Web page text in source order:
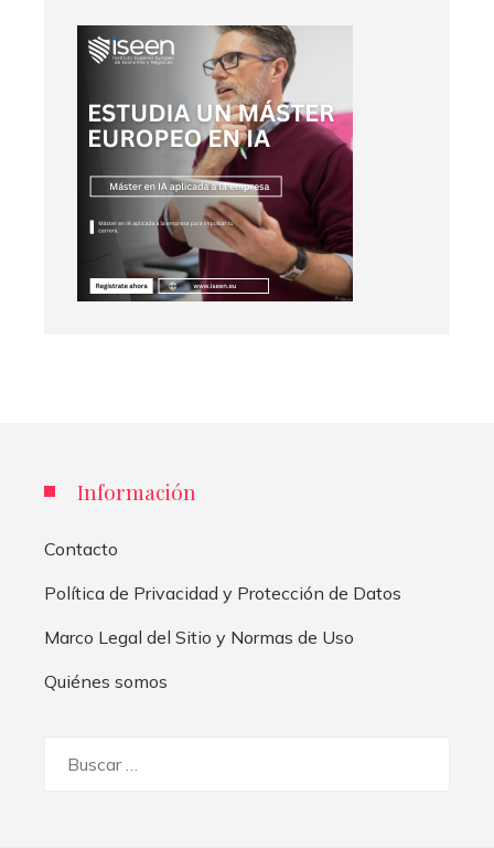
Información
Contacto
Política de Privacidad y Protección de Datos
Marco Legal del Sitio y Normas de Uso
Quiénes somos